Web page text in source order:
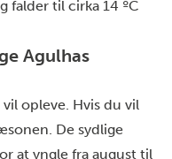
falder til cirka 14 ºC
Agulhas
opleve. Hvis du vil
De sydlige
at yngle fra august til